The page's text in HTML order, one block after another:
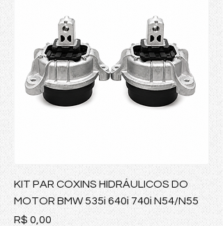
KIT PAR COXINS HIDRÁULICOS DO
MOTOR BMW 535i 640i 740i N54/N55
Preço
R$ 0,00